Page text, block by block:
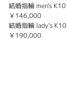
結婚指輪 men's K10
￥146,000
結婚指輪 lady's K10
￥190,000